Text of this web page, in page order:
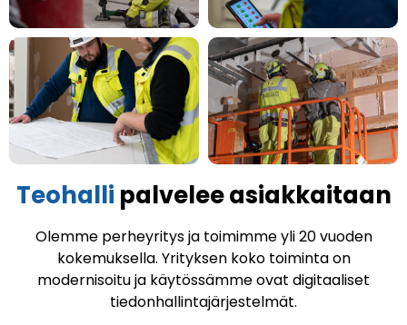
Teohalli palvelee asiakkaitaan
Olemme perheyritys ja toimimme yli 20 vuoden
kokemuksella. Yrityksen koko toiminta on
modernisoitu ja käytössämme ovat digitaaliset
tiedonhallintajärjestelmät.